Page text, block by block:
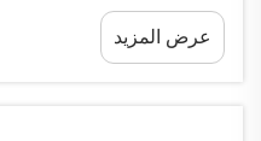
والأكياس الورقية من أكثر
مزايا وعيوب. ويمكن أن
بلاستيكية أو رغوية،
عرض المزيد